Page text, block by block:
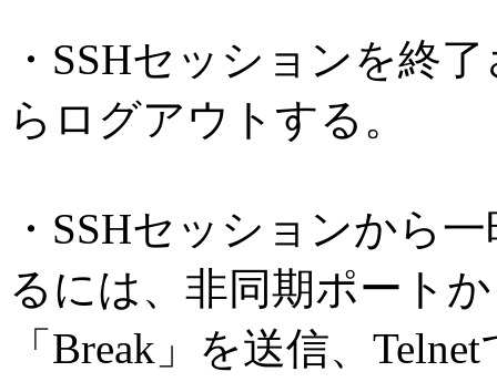
・SSHセッションを終
らログアウトする。
・SSHセッションから
るには、非同期ポート
「Break」を送信、